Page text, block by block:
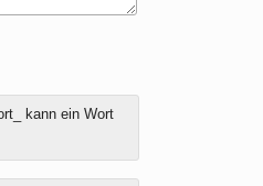
kann ein Wort